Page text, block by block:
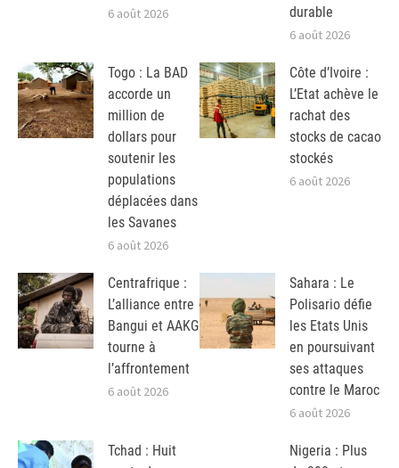
6 août 2026
durable
6 août 2026
Togo : La BAD
accorde un
million de
dollars pour
soutenir les
populations
déplacées dans
les Savanes
6 août 2026
Côte d’Ivoire :
L’Etat achève le
rachat des
stocks de cacao
stockés
6 août 2026
Centrafrique :
L’alliance entre
Bangui et AAKG
tourne à
l’affrontement
6 août 2026
Sahara : Le
Polisario défie
les Etats Unis
en poursuivant
ses attaques
contre le Maroc
6 août 2026
Tchad : Huit
Nigeria : Plus